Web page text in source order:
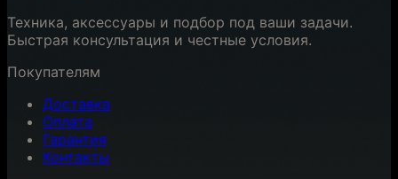
Техника, аксессуары и подбор под ваши задачи.
Быстрая консультация и честные условия.
Покупателям
Доставка
Оплата
Гарантия
Контакты